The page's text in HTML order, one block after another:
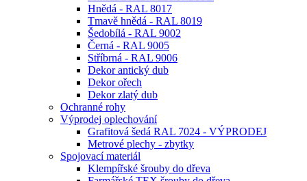
Hnědá - RAL 8017
Tmavě hnědá - RAL 8019
Šedobílá - RAL 9002
Černá - RAL 9005
Stříbrná - RAL 9006
Dekor antický dub
Dekor ořech
Dekor zlatý dub
Ochranné rohy
Výprodej oplechování
Grafitová šedá RAL 7024 - VÝPRODEJ
Metrové plechy - zbytky
Spojovací materiál
Klempířské šrouby do dřeva